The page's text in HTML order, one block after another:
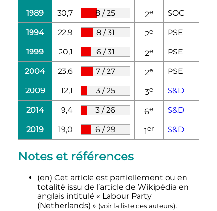
1989 30,7 8 / 25 2e SOC
1994 22,9 8 / 31 2e PSE
1999 20,1 6 / 31 2e PSE
2004 23,6 7 / 27 2e PSE
2009 12,1 3 / 25 3e S&D
2014 9,4 3 / 26 6e S&D
2019 19,0 6 / 29 1er S&D
Notes et références
(en) Cet article est partiellement ou en
totalité issu de l’article de Wikipédia en
anglais intitulé « Labour Party
(Netherlands) » (voir la liste des auteurs).